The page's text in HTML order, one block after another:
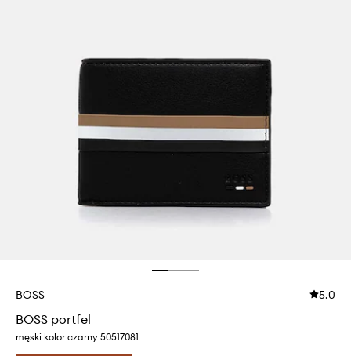
BOSS 5.0
BOSS portfel
męski kolor czarny 50517081